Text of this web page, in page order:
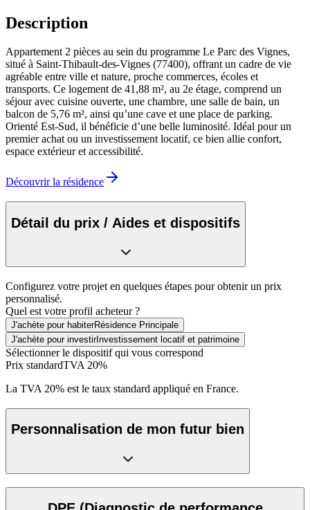
Description
Appartement 2 pièces au sein du programme Le Parc des Vignes,
situé à Saint-Thibault-des-Vignes (77400), offrant un cadre de vie
agréable entre ville et nature, proche commerces, écoles et
transports. Ce logement de 41,88 m², au 2e étage, comprend un
séjour avec cuisine ouverte, une chambre, une salle de bain, un
balcon de 5,76 m², ainsi qu’une cave et une place de parking.
Orienté Est-Sud, il bénéficie d’une belle luminosité. Idéal pour un
premier achat ou un investissement locatif, ce bien allie confort,
espace extérieur et accessibilité.
Découvrir la résidence
Détail du prix / Aides et dispositifs
Configurez votre projet en quelques étapes pour obtenir un prix
personnalisé.
Quel est votre profil acheteur ?
J'achète pour habiterRésidence Principale
J'achète pour investirInvestissement locatif et patrimoine
Sélectionner le dispositif qui vous correspond
Prix standardTVA 20%
La TVA 20% est le taux standard appliqué en France.
Personnalisation de mon futur bien